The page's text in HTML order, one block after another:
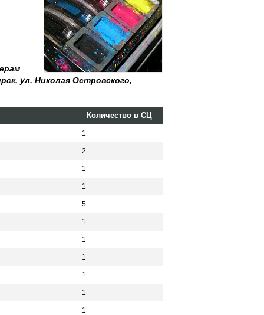
ул. Николая Островского,
Количество в СЦ
1
2
1
1
5
1
1
1
1
1
1